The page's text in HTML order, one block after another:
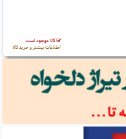
کالا موجود است
اطلاعات بیشتر و خرید کالا